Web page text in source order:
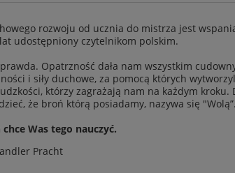
rozwoju od ucznia do mistrza jest
udostępniony czytelnikom polskim.
Opatrzność dała nam wszystkim
i siły duchowe, za pomocą których
którzy zagrażają nam na każdym
że broń którą posiadamy, nazywa się "Wolą”.
Was tego nauczyć.
Pracht